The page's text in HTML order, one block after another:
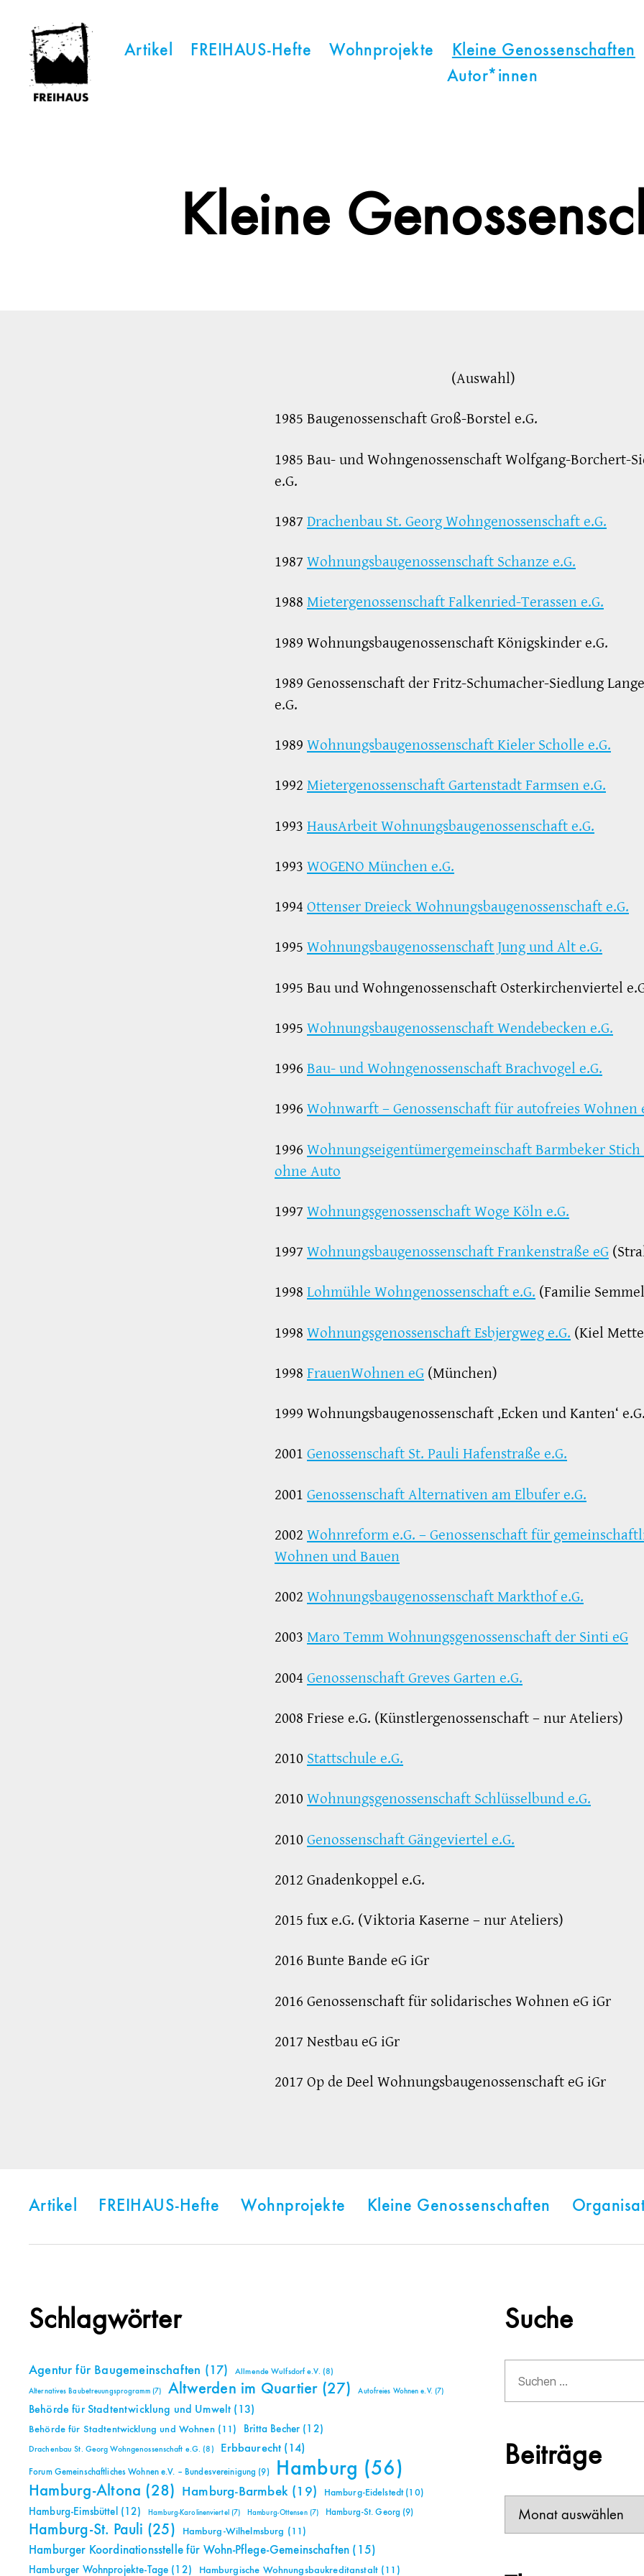
Artikel FREIHAUS-Hefte Wohnprojekte Kleine Genossenschaften
Autor*innen
Kleine
(Auswahl)
1985 Baugenossenschaft Groß-Borstel e.G.
1985 Bau- und Wohngenossenschaft Wolfgang-Borchert-
e.G.
1987 Drachenbau St. Georg Wohngenossenschaft e.G.
1987 Wohnungsbaugenossenschaft Schanze e.G.
1988 Mietergenossenschaft Falkenried-Terassen e.G.
1989 Wohnungsbaugenossenschaft Königskinder e.G.
1989 Genossenschaft der Fritz-Schumacher-Siedlung
e.G.
1989 Wohnungsbaugenossenschaft Kieler Scholle e.G.
1992 Mietergenossenschaft Gartenstadt Farmsen e.G.
1993 HausArbeit Wohnungsbaugenossenschaft e.G.
1993 WOGENO München e.G.
1994 Ottenser Dreieck Wohnungsbaugenossenschaft e.G.
1995 Wohnungsbaugenossenschaft Jung und Alt e.G.
1995 Bau und Wohngenossenschaft Osterkirchenviertel
1995 Wohnungsbaugenossenschaft Wendebecken e.G.
1996 Bau- und Wohngenossenschaft Brachvogel e.G.
1996 Wohnwarft – Genossenschaft für autofreies Wohnen
1996 Wohnungseigentümergemeinschaft Barmbeker Stich
ohne Auto
1997 Wohnungsgenossenschaft Woge Köln e.G.
1997 Wohnungsbaugenossenschaft Frankenstraße eG
1998 Lohmühle Wohngenossenschaft e.G. (Familie
1998 Wohnungsgenossenschaft Esbjergweg e.G. (Kiel
1998 FrauenWohnen eG (München)
1999 Wohnungsbaugenossenschaft ‚Ecken und Kanten‘ e.G.
2001 Genossenschaft St. Pauli Hafenstraße e.G.
2001 Genossenschaft Alternativen am Elbufer e.G.
2002 Wohnreform e.G. – Genossenschaft für
Wohnen und Bauen
2002 Wohnungsbaugenossenschaft Markthof e.G.
2003 Maro Temm Wohnungsgenossenschaft der Sinti eG
2004 Genossenschaft Greves Garten e.G.
2008 Friese e.G. (Künstlergenossenschaft – nur Ateliers)
2010 Stattschule e.G.
2010 Wohnungsgenossenschaft Schlüsselbund e.G.
2010 Genossenschaft Gängeviertel e.G.
2012 Gnadenkoppel e.G.
2015 fux e.G. (Viktoria Kaserne – nur Ateliers)
2016 Bunte Bande eG iGr
2016 Genossenschaft für solidarisches Wohnen eG iGr
2017 Nestbau eG iGr
2017 Op de Deel Wohnungsbaugenossenschaft eG iGr
Artikel FREIHAUS-Hefte Wohnprojekte Kleine Genossenschaften
Schlagwörter
Agentur für Baugemeinschaften (17) Allmende Wulfsdorf e.V. (8)
Alternatives Baubetreuungsprogramm(7) Altwerden im Quartier(27) Autofreies Wohnen e.V. (7)
Behörde für Stadtentwicklung und Umwelt (13)
Behörde für Stadtentwicklung und Wohnen(11) Britta Becher (12)
Drachenbau St. Georg Wohngenossenschaft e.G. (8) Erbbaurecht (14)
Forum Gemeinschaftliches Wohnen e.V. – Bundesvereinigung (9) Hamburg (56)
Hamburg-Altona (28) Hamburg-Barmbek (19) Hamburg-Eidelstedt(10)
Hamburg-Eimsbüttel (12) Hamburg-Karolinenviertel (7) Hamburg-Ottensen(7) Hamburg-St. Georg (9)
Hamburg-St. Pauli (25) Hamburg-Wilhelmsburg (11)
Hamburger Koordinationsstelle für Wohn-Pflege-Gemeinschaften (15)
Hamburger Wohnprojekte-Tage (12) Hamburgische Wohnungsbaukreditanstalt (11)
Suche
nach:
Beiträge